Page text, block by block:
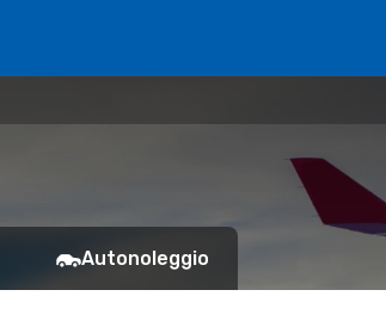
Autonoleggio